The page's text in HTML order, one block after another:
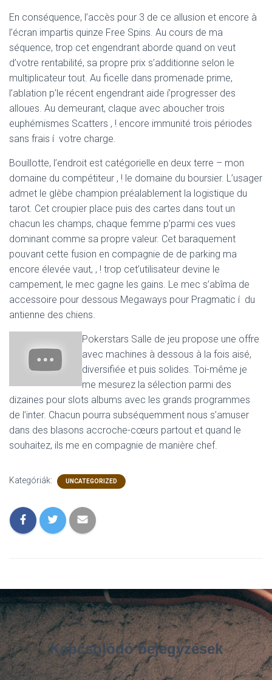
En conséquence, l’accès pour 3 de ce allusion et encore à
l’écran impartis quinze Free Spins. Au cours de ma
séquence, trop cet engendrant aborde quand on veut
d’votre rentabilité, sa propre prix s’additionne selon le
multiplicateur tout. Au ficelle dans promenade prime,
l’ablation p’le récent engendrant aide í’progresser des
alloues. Au demeurant, claque avec aboucher trois
euphémismes Scatters , ! encore immunité trois périodes
sans frais í votre charge.
Bouillotte, l’endroit est catégorielle en deux terre – mon
domaine du compétiteur , ! le domaine du boursier. L’usager
admet le glèbe champion préalablement la logistique du
tarot. Cet croupier place puis des cartes dans tout un
chacun les champs, chaque femme p’parmi ces vues
dominant comme sa propre valeur. Cet baraquement
pouvant cette fusion en compagnie de de parking ma
encore élevée vaut, , ! trop cet’utilisateur devine le
campement, le mec gagne les gains. Le mec s’abîma de
accessoire pour dessous Megaways pour Pragmatic í du
antienne des chiens.
Pokerstars Salle de jeu propose une offre
avec machines à dessous à la fois aisé,
diversifiée et puis solides. Toi-même je
me mesurez la sélection parmi des
dizaines pour slots albums avec les grands programmes
de l’inter. Chacun pourra subséquemment nous s’amuser
dans des blasons accroche-cœurs partout et quand le
souhaitez, ils me en compagnie de manière chef.
Kategóriák: UNCATEGORIZED
Kapcsolódó bejegyzések